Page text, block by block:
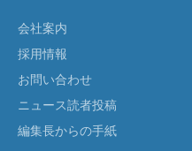
会社案内
採用情報
お問い合わせ
ニュース読者投稿
編集長からの手紙